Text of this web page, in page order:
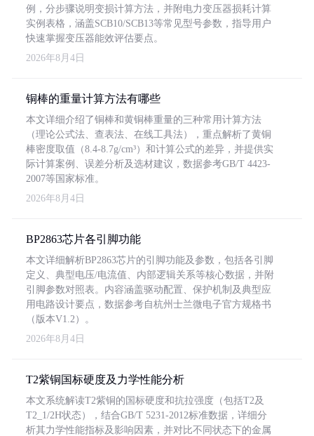
例，分步骤说明变损计算方法，并附电力变压器损耗计算
实例表格，涵盖SCB10/SCB13等常见型号参数，指导用户
快速掌握变压器能效评估要点。
2026年8月4日
铜棒的重量计算方法有哪些
本文详细介绍了铜棒和黄铜棒重量的三种常用计算方法
（理论公式法、查表法、在线工具法），重点解析了黄铜
棒密度取值（8.4-8.7g/cm³）和计算公式的差异，并提供实
际计算案例、误差分析及选材建议，数据参考GB/T 4423-
2007等国家标准。
2026年8月4日
BP2863芯片各引脚功能
本文详细解析BP2863芯片的引脚功能及参数，包括各引脚
定义、典型电压/电流值、内部逻辑关系等核心数据，并附
引脚参数对照表。内容涵盖驱动配置、保护机制及典型应
用电路设计要点，数据参考自杭州士兰微电子官方规格书
（版本V1.2）。
2026年8月4日
T2紫铜国标硬度及力学性能分析
本文系统解读T2紫铜的国标硬度和抗拉强度（包括T2及
T2_1/2H状态），结合GB/T 5231-2012标准数据，详细分
析其力学性能指标及影响因素，并对比不同状态下的金属